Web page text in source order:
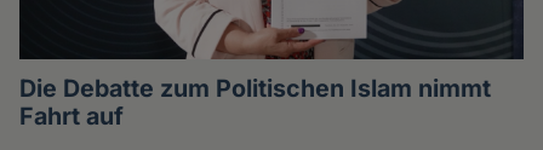
Die Debatte zum Politischen Islam nimmt
Fahrt auf